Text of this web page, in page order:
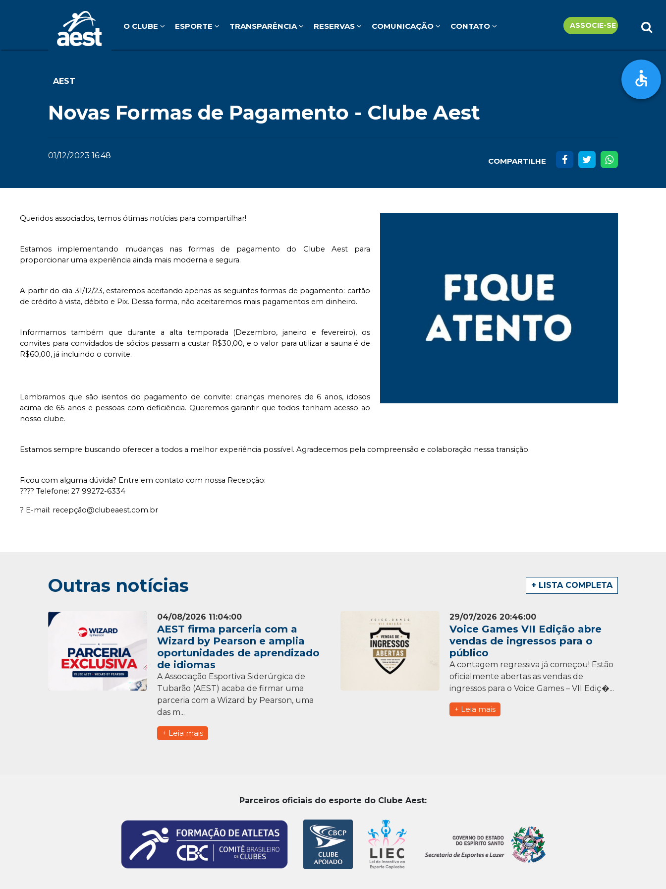
O CLUBE ESPORTE TRANSPARÊNCIA RESERVAS COMUNICAÇÃO CONTATO ASSOCIE-SE
AEST
Novas Formas de Pagamento - Clube Aest
01/12/2023 16:48
COMPARTILHE
Queridos associados, temos ótimas notícias para compartilhar!
Estamos implementando mudanças nas formas de pagamento do Clube Aest para
proporcionar uma experiência ainda mais moderna e segura.
A partir do dia 31/12/23, estaremos aceitando apenas as seguintes formas de pagamento: cartão
de crédito à vista, débito e Pix. Dessa forma, não aceitaremos mais pagamentos em dinheiro.
Informamos também que durante a alta temporada (Dezembro, janeiro e fevereiro), os
convites para convidados de sócios passam a custar R$30,00, e o valor para utilizar a sauna é de
R$60,00, já incluindo o convite.
Lembramos que são isentos do pagamento de convite: crianças menores de 6 anos, idosos
acima de 65 anos e pessoas com deficiência. Queremos garantir que todos tenham acesso ao
nosso clube.
Estamos sempre buscando oferecer a todos a melhor experiência possível. Agradecemos pela compreensão e colaboração nessa transição.
Ficou com alguma dúvida? Entre em contato com nossa Recepção:
???? Telefone: 27 99272-6334
? E-mail: recepção@clubeaest.com.br
Outras notícias + LISTA COMPLETA
04/08/2026 11:04:00
AEST firma parceria com a
Wizard by Pearson e amplia
oportunidades de aprendizado
de idiomas
A Associação Esportiva Siderúrgica de
Tubarão (AEST) acaba de firmar uma
parceria com a Wizard by Pearson, uma
das m...
+ Leia mais
29/07/2026 20:46:00
Voice Games VII Edição abre
vendas de ingressos para o
público
A contagem regressiva já começou! Estão
oficialmente abertas as vendas de
ingressos para o Voice Games – VII Ediç�...
+ Leia mais
Parceiros oficiais do esporte do Clube Aest: